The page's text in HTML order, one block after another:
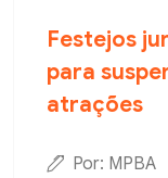
Festejos
para
atrações
Por: MPBA